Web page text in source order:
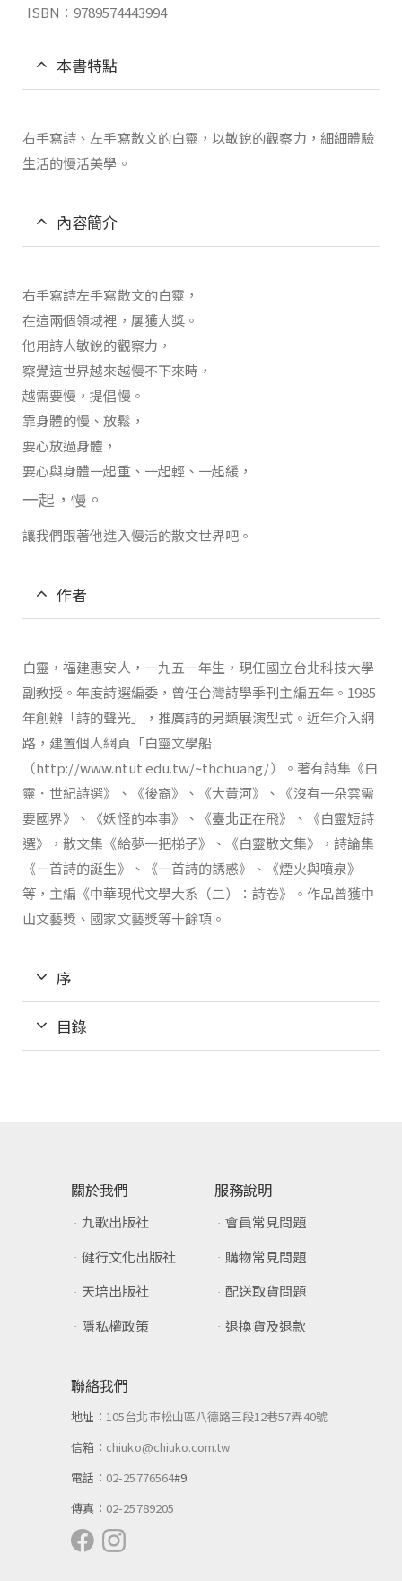
ISBN：9789574443994
本書特點
右手寫詩、左手寫散文的白靈，以敏銳的觀察力，細細體驗
生活的慢活美學。
內容簡介
右手寫詩左手寫散文的白靈，
在這兩個領域裡，屢獲大獎。
他用詩人敏銳的觀察力，
察覺這世界越來越慢不下來時，
越需要慢，提倡慢。
靠身體的慢、放鬆，
要心放過身體，
要心與身體一起重、一起輕、一起緩，
一起，慢。
讓我們跟著他進入慢活的散文世界吧。
作者
白靈，福建惠安人，一九五一年生，現任國立台北科技大學
副教授。年度詩選編委，曾任台灣詩學季刊主編五年。1985
年創辦「詩的聲光」，推廣詩的另類展演型式。近年介入網
路，建置個人網頁「白靈文學船
（http://www.ntut.edu.tw/~thchuang/）。著有詩集《白
靈．世紀詩選》、《後裔》、《大黃河》、《沒有一朵雲需
要國界》、《妖怪的本事》、《臺北正在飛》、《白靈短詩
選》，散文集《給夢一把梯子》、《白靈散文集》，詩論集
《一首詩的誕生》、《一首詩的誘惑》、《煙火與噴泉》
等，主編《中華現代文學大系（二）：詩卷》。作品曾獲中
山文藝獎、國家文藝獎等十餘項。
序
目錄
關於我們
九歌出版社
健行文化出版社
天培出版社
隱私權政策
服務說明
會員常見問題
購物常見問題
配送取貨問題
退換貨及退款
聯絡我們
地址：105台北市松山區八德路三段12巷57弄40號
信箱： chiuko@chiuko.com.tw
電話： 02-25776564#9
傳真： 02-25789205